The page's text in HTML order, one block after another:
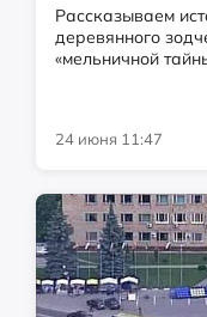
Рассказываем
деревянного
«мельничной
24 июня 11:47